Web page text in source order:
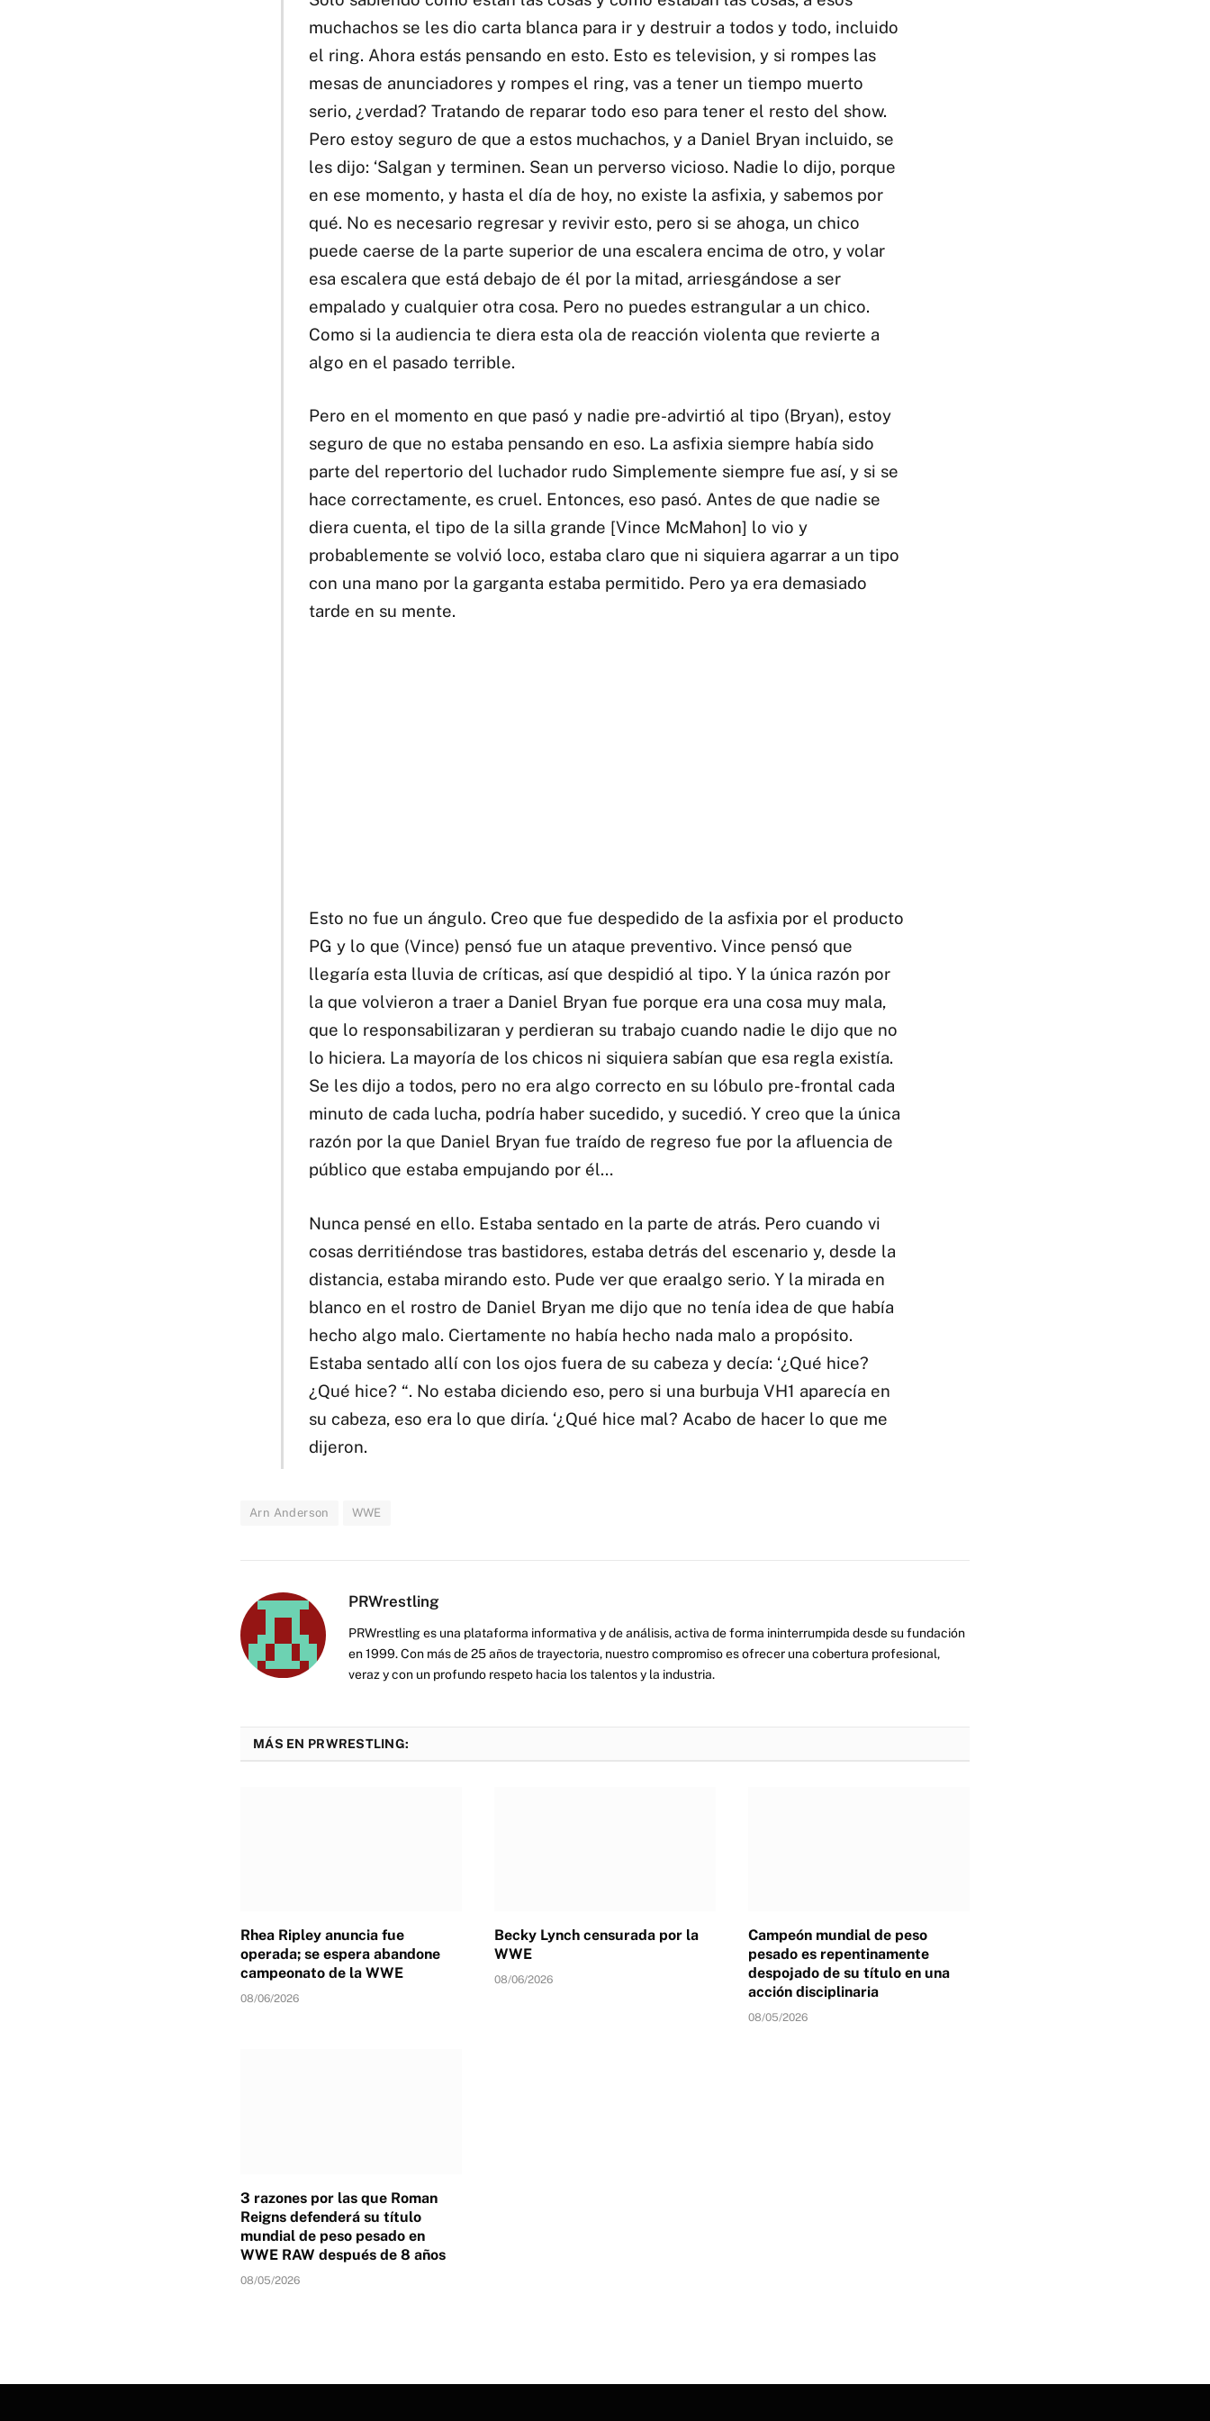
muchachos se les dio carta blanca para ir y destruir a todos y todo, incluido
el ring. Ahora estás pensando en esto. Esto es television, y si rompes las
mesas de anunciadores y rompes el ring, vas a tener un tiempo muerto
serio, ¿verdad? Tratando de reparar todo eso para tener el resto del show.
Pero estoy seguro de que a estos muchachos, y a Daniel Bryan incluido, se
les dijo: ‘Salgan y terminen. Sean un perverso vicioso. Nadie lo dijo, porque
en ese momento, y hasta el día de hoy, no existe la asfixia, y sabemos por
qué. No es necesario regresar y revivir esto, pero si se ahoga, un chico
puede caerse de la parte superior de una escalera encima de otro, y volar
esa escalera que está debajo de él por la mitad, arriesgándose a ser
empalado y cualquier otra cosa. Pero no puedes estrangular a un chico.
Como si la audiencia te diera esta ola de reacción violenta que revierte a
algo en el pasado terrible.
Pero en el momento en que pasó y nadie pre-advirtió al tipo (Bryan), estoy
seguro de que no estaba pensando en eso. La asfixia siempre había sido
parte del repertorio del luchador rudo Simplemente siempre fue así, y si se
hace correctamente, es cruel. Entonces, eso pasó. Antes de que nadie se
diera cuenta, el tipo de la silla grande [Vince McMahon] lo vio y
probablemente se volvió loco, estaba claro que ni siquiera agarrar a un tipo
con una mano por la garganta estaba permitido. Pero ya era demasiado
tarde en su mente.
Esto no fue un ángulo. Creo que fue despedido de la asfixia por el producto
PG y lo que (Vince) pensó fue un ataque preventivo. Vince pensó que
llegaría esta lluvia de críticas, así que despidió al tipo. Y la única razón por
la que volvieron a traer a Daniel Bryan fue porque era una cosa muy mala,
que lo responsabilizaran y perdieran su trabajo cuando nadie le dijo que no
lo hiciera. La mayoría de los chicos ni siquiera sabían que esa regla existía.
Se les dijo a todos, pero no era algo correcto en su lóbulo pre-frontal cada
minuto de cada lucha, podría haber sucedido, y sucedió. Y creo que la única
razón por la que Daniel Bryan fue traído de regreso fue por la afluencia de
público que estaba empujando por él…
Nunca pensé en ello. Estaba sentado en la parte de atrás. Pero cuando vi
cosas derritiéndose tras bastidores, estaba detrás del escenario y, desde la
distancia, estaba mirando esto. Pude ver que eraalgo serio. Y la mirada en
blanco en el rostro de Daniel Bryan me dijo que no tenía idea de que había
hecho algo malo. Ciertamente no había hecho nada malo a propósito.
Estaba sentado allí con los ojos fuera de su cabeza y decía: ‘¿Qué hice?
¿Qué hice? “. No estaba diciendo eso, pero si una burbuja VH1 aparecía en
su cabeza, eso era lo que diría. ‘¿Qué hice mal? Acabo de hacer lo que me
dijeron.
Arn Anderson WWE
PRWrestling
PRWrestling es una plataforma informativa y de análisis, activa de forma ininterrumpida desde su fundación
en 1999. Con más de 25 años de trayectoria, nuestro compromiso es ofrecer una cobertura profesional,
veraz y con un profundo respeto hacia los talentos y la industria.
MÁS EN PRWRESTLING:
Rhea Ripley anuncia fue
operada; se espera abandone
campeonato de la WWE
08/06/2026
Becky Lynch censurada por la
WWE
08/06/2026
Campeón mundial de peso
pesado es repentinamente
despojado de su título en una
acción disciplinaria
08/05/2026
3 razones por las que Roman
Reigns defenderá su título
mundial de peso pesado en
WWE RAW después de 8 años
08/05/2026